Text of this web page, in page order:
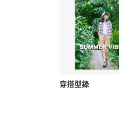
穿搭型錄